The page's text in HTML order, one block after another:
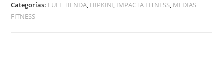
único
cantidad
Categorías: FULL TIENDA, HIPKINI, IMPACTA FITNESS, MEDIAS
FITNESS